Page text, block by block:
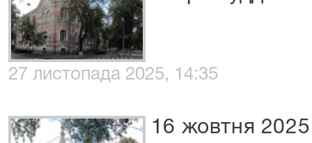
27 листопада 2025, 14:35
16 жовтня 2025